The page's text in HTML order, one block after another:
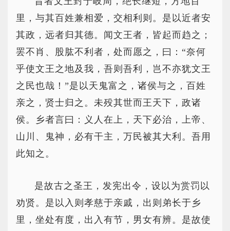
里，与其百姓兼相爱，交相利则。是以近者安
其政，远者归其德。闻文王者，皆起而趋之；
罢不肖、股肱不利者，处而愿之，曰：“奈何
乎使文王之地及我，吾则吾利，岂不亦犹文王
之民也哉！”是以天鬼富之，诸侯与之，百姓
亲之，贤士归之。未殁其世而王天下，政诸
侯。乡者言曰：义人在上，天下必治，上帝、
山川、鬼神，必有干主，万民被其大利。吾用
此知之。
是故古之圣王，发宪出令，设以为赏罚以
劝贤。是以入则孝慈于亲戚，出则弟长于乡
里，坐处有度，出入有节，男女有辨。是故使